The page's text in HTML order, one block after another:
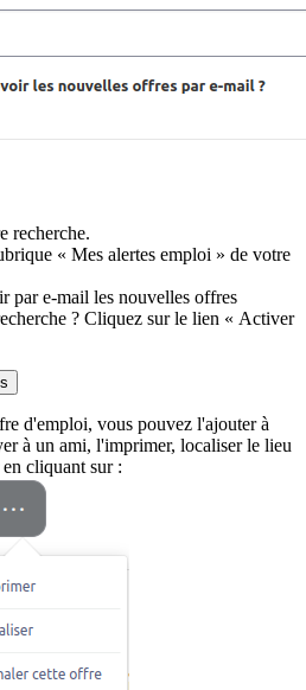
recherche.
« Mes alertes emploi » de votre
par e-mail les nouvelles offres
? Cliquez sur le lien « Activer
d'emploi, vous pouvez l'ajouter à
à un ami, l'imprimer, localiser le lieu
cliquant sur :